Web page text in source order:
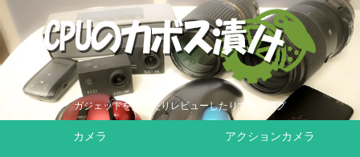
ガジェットを買ったりレビューしたりするブログ
カメラ アクションカメラ